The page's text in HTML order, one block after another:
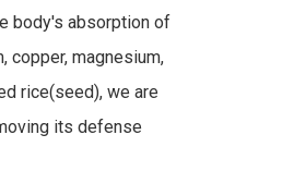
body's absorption of
copper, magnesium,
rice(seed), we are
its defense